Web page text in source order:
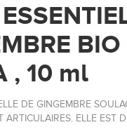
BIO
, 10 ml
DE GINGEMBRE
ARTICULAIRES. ELLE EST